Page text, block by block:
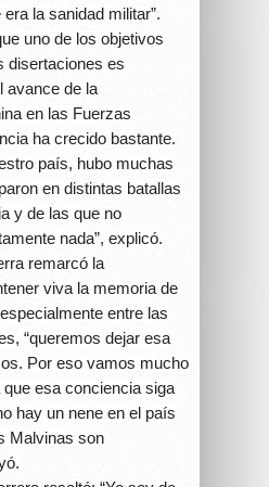
la sanidad militar”.
uno de los objetivos
disertaciones es
avance de la
en las Fuerzas
ha crecido bastante.
país, hubo muchas
en distintas batallas
y de las que no
nada”, explicó.
remarcó la
viva la memoria de
entre las
“queremos dejar esa
Por eso vamos mucho
esa conciencia siga
hay un nene en el país
Malvinas son